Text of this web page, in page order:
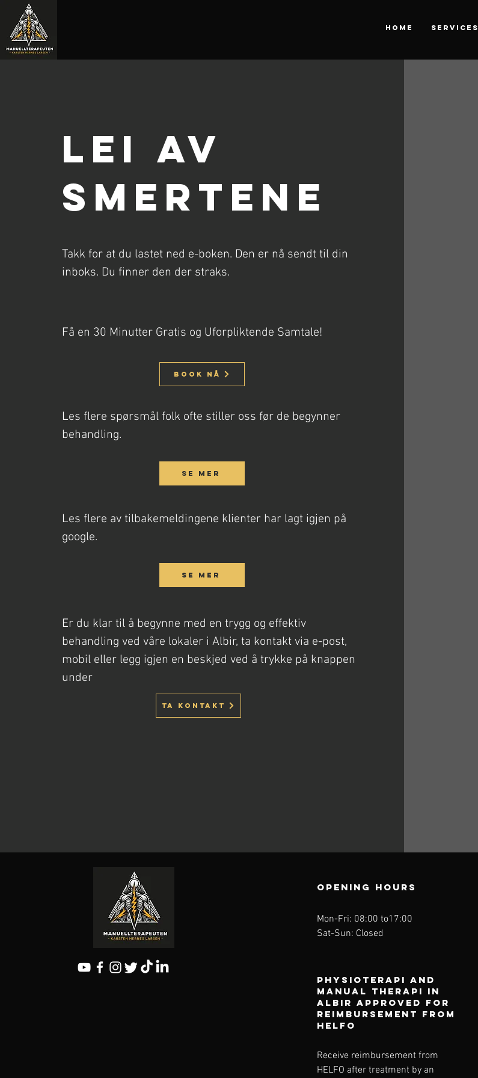
HOME SERVICES
lei AV
smertene
Takk for at du lastet ned e-boken. Den er nå sendt til din
inboks. Du finner den der straks.
Få en 30 Minutter Gratis og Uforpliktende Samtale!
Book nå
Les flere spørsmål folk ofte stiller oss før de begynner
behandling.
Se mer
Les flere av tilbakemeldingene klienter har lagt igjen på
google.
Se mer
Er du klar til å begynne med en trygg og effektiv
behandling ved våre lokaler i Albir, ta kontakt via e-post,
mobil eller legg igjen en beskjed ved å trykke på knappen
under
Ta kontakt
OPENING HOURS
Mon-Fri: 08:00 to17:00
Sat-Sun: Closed
physioterapi and
Manual therapi in
ALBIR approved for
reimbursement from
HELFO
Receive reimbursement from
HELFO after treatment by an